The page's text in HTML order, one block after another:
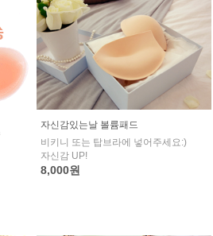
자신감있는날 볼륨패드
비키니 또는 탑브라에 넣어주세요:)
자신감 UP!
8,000원